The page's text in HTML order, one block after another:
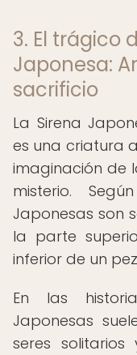
3. El trágico
Japonesa:
sacrificio
La Sirena
es una criatura
imaginación de
misterio.
Japonesas son
la parte
inferior de un
En las
Japonesas
seres